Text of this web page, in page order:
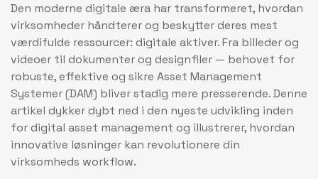
Den moderne digitale æra har transformeret, hvordan
virksomheder håndterer og beskytter deres mest
værdifulde ressourcer: digitale aktiver. Fra billeder og
videoer til dokumenter og designfiler — behovet for
robuste, effektive og sikre Asset Management
Systemer (DAM) bliver stadig mere presserende. Denne
artikel dykker dybt ned i den nyeste udvikling inden
for digital asset management og illustrerer, hvordan
innovative løsninger kan revolutionere din
virksomheds workflow.